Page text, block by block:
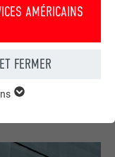
de l’aspect
AMÉRICAINS
FERMER